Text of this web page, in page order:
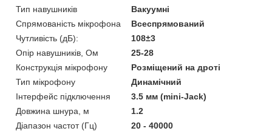
Тип навушників
Вакуумні
Спрямованість мікрофона
Всеспрямований
Чутливість (дБ):
108±3
Опір навушників, Ом
25-28
Конструкція мікрофону
Розміщений на дроті
Тип мікрофону
Динамічний
Інтерфейс підключення
3.5 мм (mini-Jack)
Довжина шнура, м
1.2
Діапазон частот (Гц)
20 - 40000